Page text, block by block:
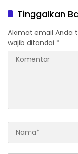
Tinggalkan
Alamat email Anda
wajib ditandai *